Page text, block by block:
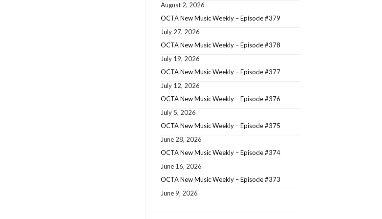
August 2, 2026
OCTA New Music Weekly – Episode #379
July 27, 2026
OCTA New Music Weekly – Episode #378
July 19, 2026
OCTA New Music Weekly – Episode #377
July 12, 2026
OCTA New Music Weekly – Episode #376
July 5, 2026
OCTA New Music Weekly – Episode #375
June 28, 2026
OCTA New Music Weekly – Episode #374
June 16, 2026
OCTA New Music Weekly – Episode #373
June 9, 2026